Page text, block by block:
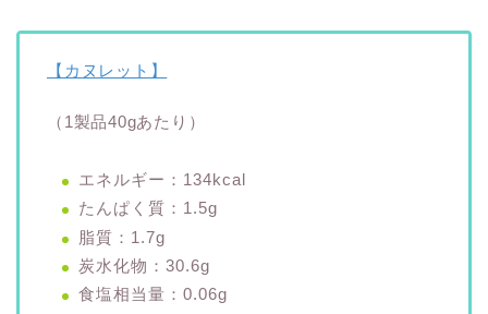
【カヌレット】
（1製品40gあたり）
エネルギー：134kcal
たんぱく質：1.5g
脂質：1.7g
炭水化物：30.6g
食塩相当量：0.06g